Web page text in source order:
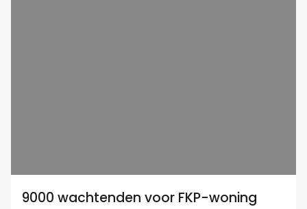
9000 wachtenden voor FKP-woning